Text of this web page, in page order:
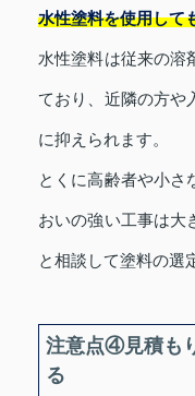
水性塗料を使用して
水性塗料は従来の溶
ており、近隣の方や
に抑えられます。
とくに高齢者や小さ
おいの強い工事は大
と相談して塗料の選
注意点④見積も
る